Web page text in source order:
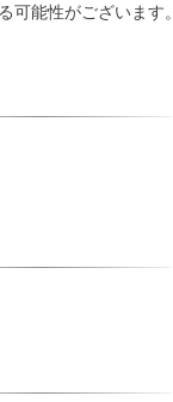
能性がございます。